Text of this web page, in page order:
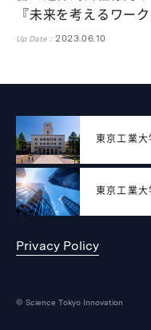
『未来を考えるワー
Up Date : 2023.06.10
東京工業大
東京工業大
Privacy Policy
© Science Tokyo Innovation